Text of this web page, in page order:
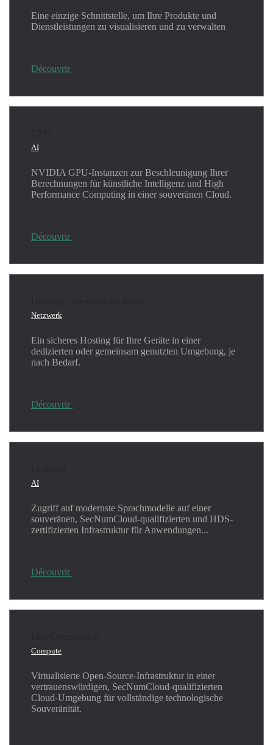
Eine einzige Schnittstelle, um Ihre Produkte und
Dienstleistungen zu visualisieren und zu verwalten
Découvrir
AI
NVIDIA GPU-Instanzen zur Beschleunigung Ihrer
Berechnungen für künstliche Intelligenz und High
Performance Computing in einer souveränen Cloud.
Découvrir
Netzwerk
Ein sicheres Hosting für Ihre Geräte in einer
dedizierten oder gemeinsam genutzten Umgebung, je
nach Bedarf.
Découvrir
AI
Zugriff auf modernste Sprachmodelle auf einer
souveränen, SecNumCloud-qualifizierten und HDS-
zertifizierten Infrastruktur für Anwendungen...
Découvrir
Compute
Virtualisierte Open-Source-Infrastruktur in einer
vertrauenswürdigen, SecNumCloud-qualifizierten
Cloud-Umgebung für vollständige technologische
Souveränität.